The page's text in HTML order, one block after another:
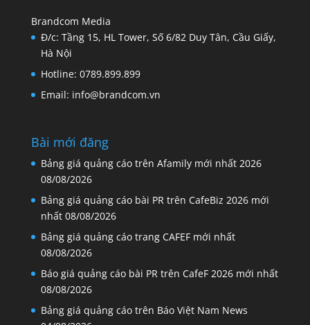
Brandcom Media
Đ/c: Tầng 15, HL Tower, Số 6/82 Duy Tân, Cầu Giấy,
Hà Nội
Hotline: 0789.899.899
Email: info@brandcom.vn
Bài mới đăng
Bảng giá quảng cáo trên Afamily mới nhất 2026
08/08/2026
Bảng giá quảng cáo bài PR trên CafeBiz 2026 mới
nhất 08/08/2026
Bảng giá quảng cáo trang CAFEF mới nhất
08/08/2026
Báo giá quảng cáo bài PR trên CafeF 2026 mới nhất
08/08/2026
Bảng giá quảng cáo trên Báo Việt Nam News